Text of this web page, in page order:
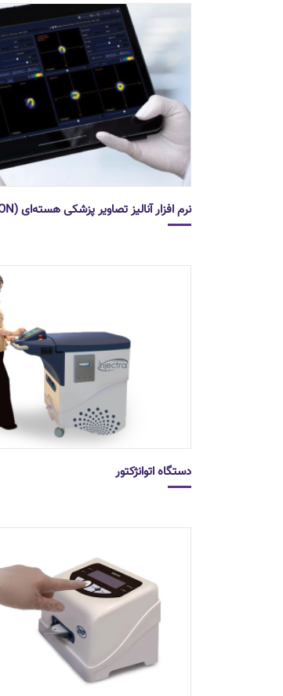
نرم افزار آنالیز تصاویر پزشکی هسته‌ای (ProVISION)
دستگاه اتوانژکتور